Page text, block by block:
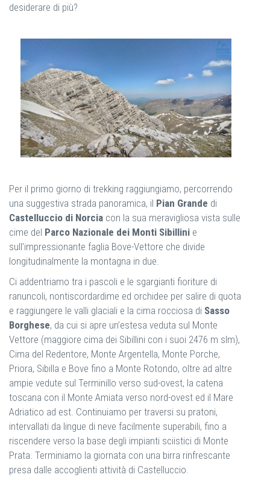
desiderare di più?
Per il primo giorno di trekking raggiungiamo, percorrendo
una suggestiva strada panoramica, il Pian Grande di
Castelluccio di Norcia con la sua meravigliosa vista sulle
cime del Parco Nazionale dei Monti Sibillini e
sull’impressionante faglia Bove-Vettore che divide
longitudinalmente la montagna in due.
Ci addentriamo tra i pascoli e le sgargianti fioriture di
ranuncoli, nontiscordardime ed orchidee per salire di quota
e raggiungere le valli glaciali e la cima rocciosa di Sasso
Borghese, da cui si apre un’estesa veduta sul Monte
Vettore (maggiore cima dei Sibillini con i suoi 2476 m slm),
Cima del Redentore, Monte Argentella, Monte Porche,
Priora, Sibilla e Bove fino a Monte Rotondo, oltre ad altre
ampie vedute sul Terminillo verso sud-ovest, la catena
toscana con il Monte Amiata verso nord-ovest ed il Mare
Adriatico ad est. Continuiamo per traversi su pratoni,
intervallati da lingue di neve facilmente superabili, fino a
riscendere verso la base degli impianti sciistici di Monte
Prata. Terminiamo la giornata con una birra rinfrescante
presa dalle accoglienti attività di Castelluccio.